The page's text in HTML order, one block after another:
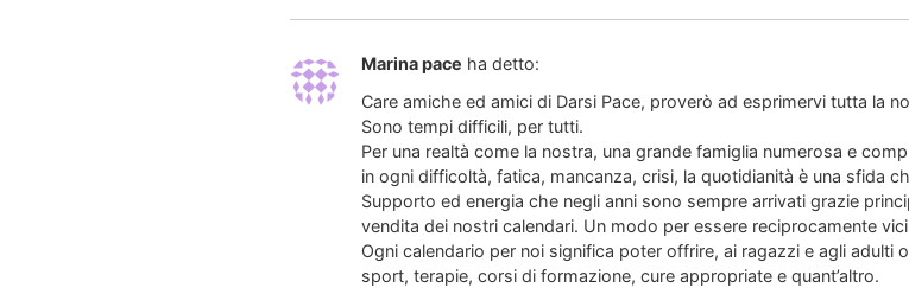
Marina pace ha detto:
Care amiche ed amici di Darsi Pace, proverò ad esprimervi tutta la
Sono tempi difficili, per tutti.
Per una realtà come la nostra, una grande famiglia numerosa e
in ogni difficoltà, fatica, mancanza, crisi, la quotidianità è una sfida
Supporto ed energia che negli anni sono sempre arrivati grazie
vendita dei nostri calendari. Un modo per essere reciprocamente
Ogni calendario per noi significa poter offrire, ai ragazzi e agli
sport, terapie, corsi di formazione, cure appropriate e quant’altro.